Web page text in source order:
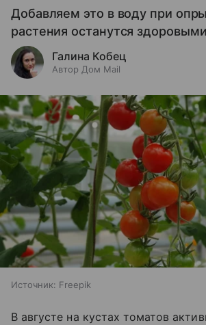
Добавляем это в воду при
растения останутся
Галина Кобец
Автор Дом Mail
Источник: Freepik
В августе на кустах томатов